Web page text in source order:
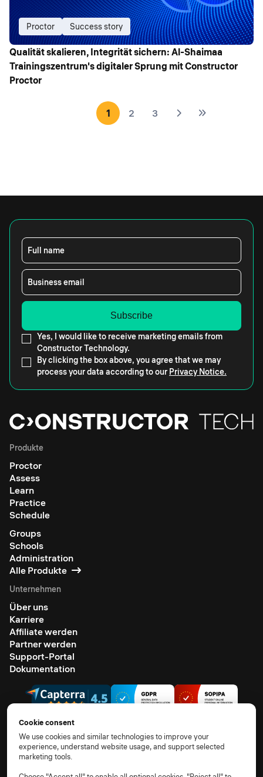
Proctor Success story
Qualität skalieren, Integrität sichern: Al-Shaimaa
Trainingszentrum's digitaler Sprung mit Constructor
Proctor
1 2 3
Full name
Business email
Yes, I would like to receive marketing emails from
Constructor Technology.
By clicking the box above, you agree that we may
process your data according to our Privacy Notice.
Produkte
Proctor
Assess
Learn
Practice
Schedule
Groups
Schools
Administration
Alle Produkte
Unternehmen
Über uns
Karriere
Affiliate werden
Partner werden
Support-Portal
Dokumentation
© 2026 Alle Rechte vorbehalten.
AGB
Cookie consent
We use cookies and similar technologies to improve your
experience, understand website usage, and support selected
marketing tools.